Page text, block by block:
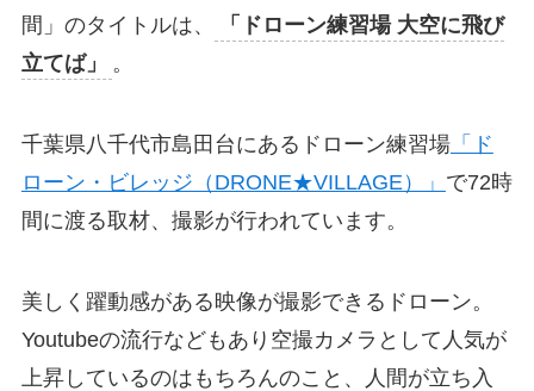
間」のタイトルは、
「ドローン練習場 大空に飛び
立てば」
。
千葉県八千代市島田台にあるドローン練習場「ド
ローン・ビレッジ（DRONE★VILLAGE）」 で72時
間に渡る取材、撮影が行われています。
美しく躍動感がある映像が撮影できるドローン。
Youtubeの流行などもあり空撮カメラとして人気が
上昇しているのはもちろんのこと、人間が立ち入